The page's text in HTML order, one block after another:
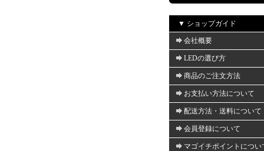
▼ ショップガイド
会社概要
LEDの選び方
商品のご注文方法
お支払い方法について
配送方法・送料について
会員登録について
マゴイチポイントについ